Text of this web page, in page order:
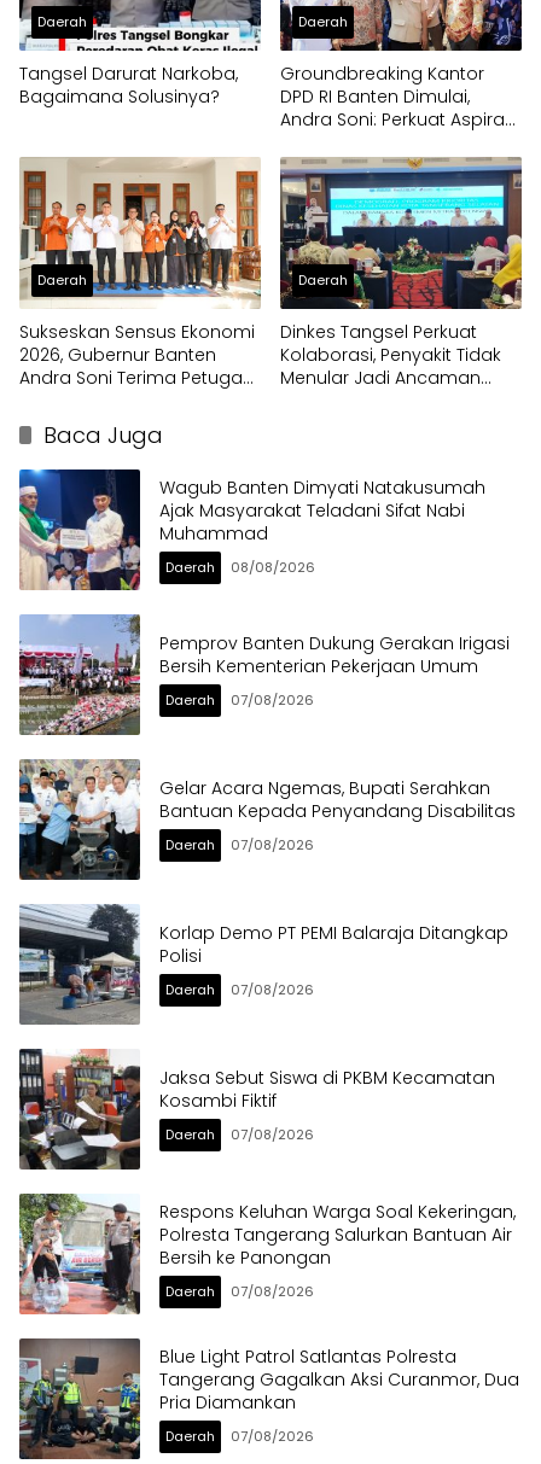
Daerah
Tangsel Darurat Narkoba,
Bagaimana Solusinya?
Daerah
Groundbreaking Kantor
DPD RI Banten Dimulai,
Andra Soni: Perkuat Aspirasi
Daerah
Sukseskan Sensus Ekonomi
2026, Gubernur Banten
Andra Soni Terima Petugas
Daerah
Dinkes Tangsel Perkuat
Kolaborasi, Penyakit Tidak
Menular Jadi Ancaman
Baca Juga
Wagub Banten Dimyati Natakusumah
Ajak Masyarakat Teladani Sifat Nabi
Muhammad
Daerah 08/08/2026
Pemprov Banten Dukung Gerakan Irigasi
Bersih Kementerian Pekerjaan Umum
Daerah 07/08/2026
Gelar Acara Ngemas, Bupati Serahkan
Bantuan Kepada Penyandang Disabilitas
Daerah 07/08/2026
Korlap Demo PT PEMI Balaraja Ditangkap
Polisi
Daerah 07/08/2026
Jaksa Sebut Siswa di PKBM Kecamatan
Kosambi Fiktif
Daerah 07/08/2026
Respons Keluhan Warga Soal Kekeringan,
Polresta Tangerang Salurkan Bantuan Air
Bersih ke Panongan
Daerah 07/08/2026
Blue Light Patrol Satlantas Polresta
Tangerang Gagalkan Aksi Curanmor, Dua
Pria Diamankan
Daerah 07/08/2026